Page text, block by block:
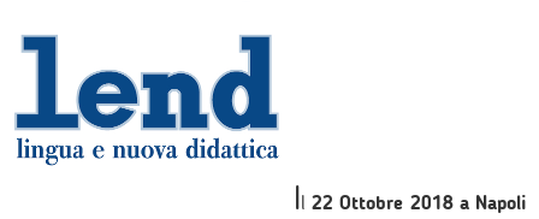
Il22 Ottobre 2018 a Napoli